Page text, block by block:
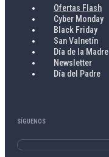
Ofertas Flash
Cyber Monday
Black Friday
San Valnetín
Día de la Madre
Newsletter
Día del Padre
SÍGUENOS